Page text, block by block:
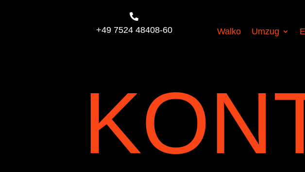

+49 7524 48408-60 Walko Umzug